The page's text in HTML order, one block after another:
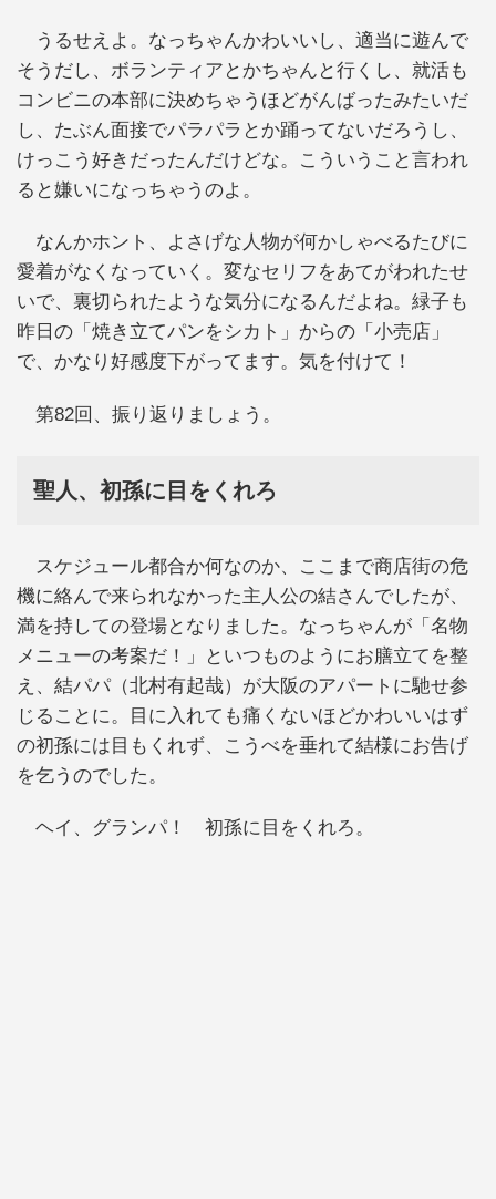
うるせえよ。なっちゃんかわいいし、適当に遊んで
そうだし、ボランティアとかちゃんと行くし、就活も
コンビニの本部に決めちゃうほどがんばったみたいだ
し、たぶん面接でパラパラとか踊ってないだろうし、
けっこう好きだったんだけどな。こういうこと言われ
ると嫌いになっちゃうのよ。
なんかホント、よさげな人物が何かしゃべるたびに
愛着がなくなっていく。変なセリフをあてがわれたせ
いで、裏切られたような気分になるんだよね。緑子も
昨日の「焼き立てパンをシカト」からの「小売店」
で、かなり好感度下がってます。気を付けて！
第82回、振り返りましょう。
聖人、初孫に目をくれろ
スケジュール都合か何なのか、ここまで商店街の危
機に絡んで来られなかった主人公の結さんでしたが、
満を持しての登場となりました。なっちゃんが「名物
メニューの考案だ！」といつものようにお膳立てを整
え、結パパ（北村有起哉）が大阪のアパートに馳せ参
じることに。目に入れても痛くないほどかわいいはず
の初孫には目もくれず、こうべを垂れて結様にお告げ
を乞うのでした。
ヘイ、グランパ！ 初孫に目をくれろ。